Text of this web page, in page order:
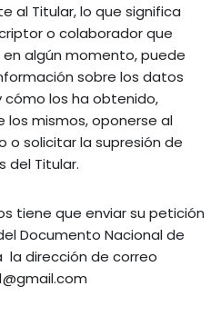
al Titular, lo que significa
o colaborador que
algún momento, puede
sobre los datos
los ha obtenido,
mismos, oponerse al
o solicitar la supresión de
del Titular.
tiene que enviar su petición
Documento Nacional de
dirección de correo